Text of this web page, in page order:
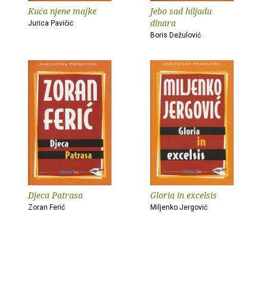
Kuća njene majke
Jurica Pavičić
Jebo sad hiljadu
dinara
Boris Dežulović
Djeca Patrasa
Zoran Ferić
Gloria in excelsis
Miljenko Jergović